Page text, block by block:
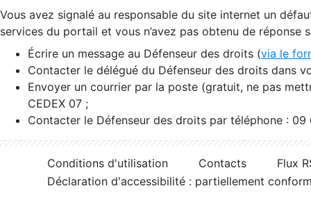
Vous avez signalé au responsable du site internet un
services du portail et vous n’avez pas obtenu de réponse
Écrire un message au Défenseur des droits (via le
Contacter le délégué du Défenseur des droits dans
Envoyer un courrier par la poste (gratuit, ne pas
CEDEX 07 ;
Contacter le Défenseur des droits par téléphone :
Conditions d'utilisation Contacts
Flux
Déclaration d'accessibilité : partiellement